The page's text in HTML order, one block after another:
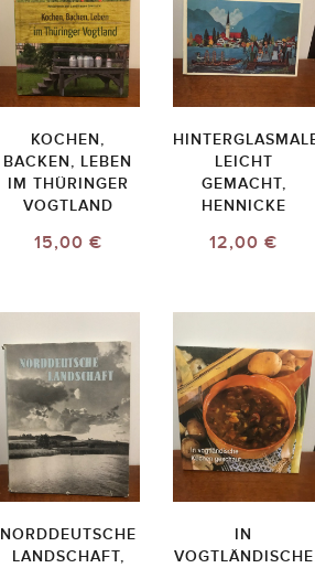
KOCHEN,
BACKEN, LEBEN
IM THÜRINGER
VOGTLAND
15,00 €
LEICHT
GEMACHT,
HENNICKE
12,00 €
NORDDEUTSCHE
LANDSCHAFT,
IN
VOGTLÄNDISCHE